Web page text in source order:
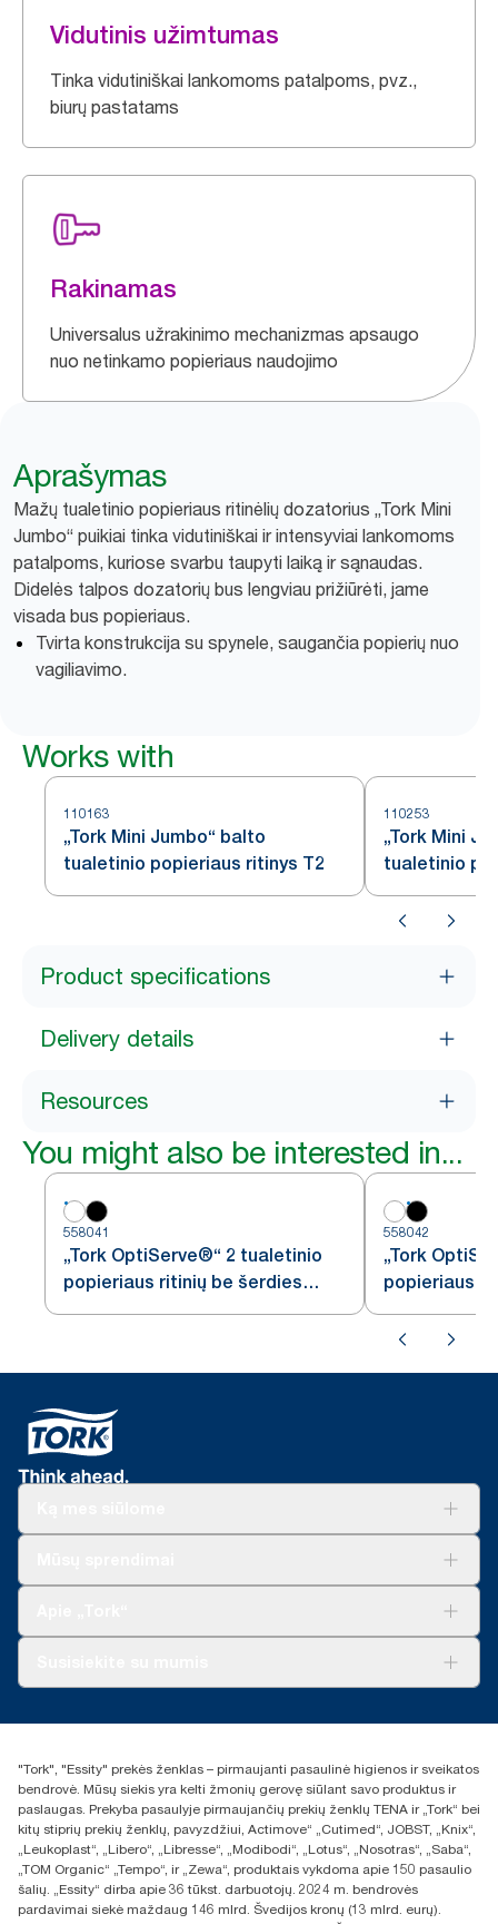
Vidutinis užimtumas
Tinka vidutiniškai lankomoms patalpoms, pvz.,
biurų pastatams
Rakinamas
Universalus užrakinimo mechanizmas apsaugo
nuo netinkamo popieriaus naudojimo
Aprašymas
Mažų tualetinio popieriaus ritinėlių dozatorius „Tork Mini
Jumbo“ puikiai tinka vidutiniškai ir intensyviai lankomoms
patalpoms, kuriose svarbu taupyti laiką ir sąnaudas.
Didelės talpos dozatorių bus lengviau prižiūrėti, jame
visada bus popieriaus.
Tvirta konstrukcija su spynele, saugančia popierių nuo
vagiliavimo.
Works with
110163
„Tork Mini Jumbo“ balto
tualetinio popieriaus ritinys T2
110253
„Tork Mini
tualetinio
baltas, T2
Product specifications
Delivery details
Resources
You might also be interested in...
558041
„Tork OptiServe®“ 2 tualetinio
popieriaus ritinių be šerdies
dozatorius
558042
„Tork
popieriaus
dozatorius
+370 5 268 3455
UAB Essity Lithuania
Naugarduko g. 98
LT-03160 Vilnius, Lietuva
"Tork", "Essity" prekės ženklas – pirmaujanti pasaulinė higienos ir sveikatos
bendrovė. Mūsų siekis yra kelti žmonių gerovę siūlant savo produktus ir
paslaugas. Prekyba pasaulyje pirmaujančių prekių ženklų TENA ir „Tork“ bei
kitų stiprių prekių ženklų, pavyzdžiui, Actimove“ „Cutimed“, JOBST, „Knix“,
„Leukoplast“, „Libero“, „Libresse“, „Modibodi“, „Lotus“, „Nosotras“, „Saba“,
„TOM Organic“ „Tempo“, ir „Zewa“, produktais vykdoma apie 150 pasaulio
šalių. „Essity“ dirba apie 36 tūkst. darbuotojų. 2024 m. bendrovės
pardavimai siekė maždaug 146 mlrd. Švedijos kronų (13 mlrd. eurų).